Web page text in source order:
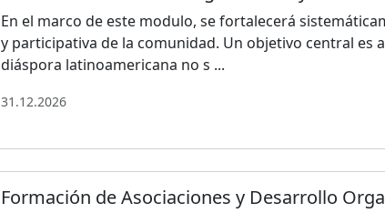
En el marco de este modulo, se fortalecerá
y participativa de la comunidad. Un objetivo central es
diáspora latinoamericana no s ...
31.12.2026
Formación de Asociaciones y Desarrollo